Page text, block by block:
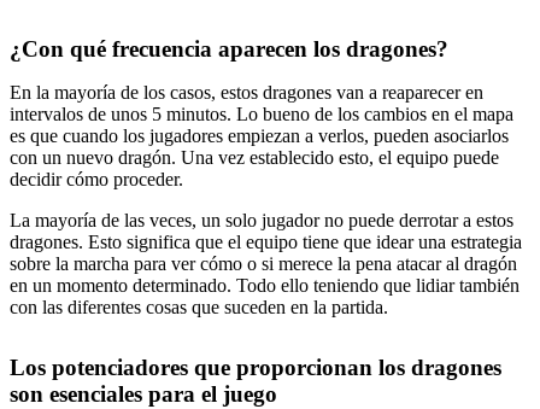
¿Con qué frecuencia aparecen los dragones?
En la mayoría de los casos, estos dragones van a reaparecer en
intervalos de unos 5 minutos. Lo bueno de los cambios en el mapa
es que cuando los jugadores empiezan a verlos, pueden asociarlos
con un nuevo dragón. Una vez establecido esto, el equipo puede
decidir cómo proceder.
La mayoría de las veces, un solo jugador no puede derrotar a estos
dragones. Esto significa que el equipo tiene que idear una estrategia
sobre la marcha para ver cómo o si merece la pena atacar al dragón
en un momento determinado. Todo ello teniendo que lidiar también
con las diferentes cosas que suceden en la partida.
Los potenciadores que proporcionan los dragones
son esenciales para el juego